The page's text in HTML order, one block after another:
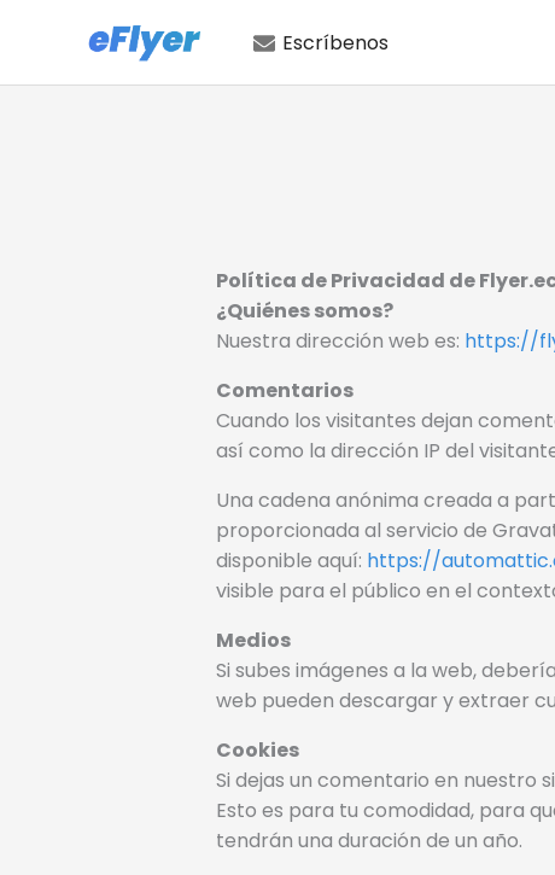
Escríbenos
Política de Privacidad de
¿Quiénes somos?
Nuestra dirección web es: https://
Comentarios
Cuando los visitantes dejan
así como la dirección IP del
Una cadena anónima creada a
proporcionada al servicio de
disponible aquí: https://
visible para el público en el
Medios
Si subes imágenes a la web,
web pueden descargar y extraer
Cookies
Si dejas un comentario en nuestro
Esto es para tu comodidad, para
tendrán una duración de un año.